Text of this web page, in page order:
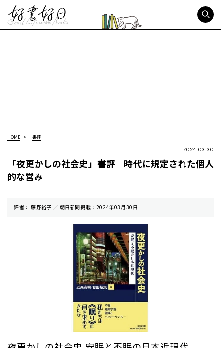
HOME 書評
2024.03.30
「夜更かしの社会史」書評 時代に規定された個人
的な営み
評者： 藤野裕子 ／ 朝⽇新聞掲載：2024年03月30日